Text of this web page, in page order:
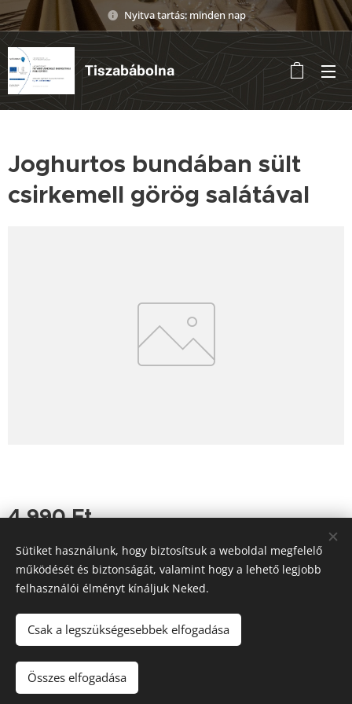
Nyitva tartás: minden nap
Tiszabábolna
Joghurtos bundában sült
csirkemell görög salátával
4 990Ft
Tutajos Vendéglő / A Tutajos házhoz viszi a minőséget
Információk
Sütik
Sütiket használunk, hogy biztosítsuk a weboldal megfelelő
működését és biztonságát, valamint hogy a lehető legjobb
felhasználói élményt kínáljuk Neked.
Csak a legszükségesebbek elfogadása
Összes elfogadása